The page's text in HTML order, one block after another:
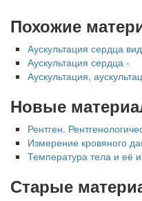
бесплатно, в течении
Похожие
Аускультация сердца
Аускультация сердца -
Аускультация,
Новые
Рентген.
Измерение кровяного
Температура тела и её
Старые